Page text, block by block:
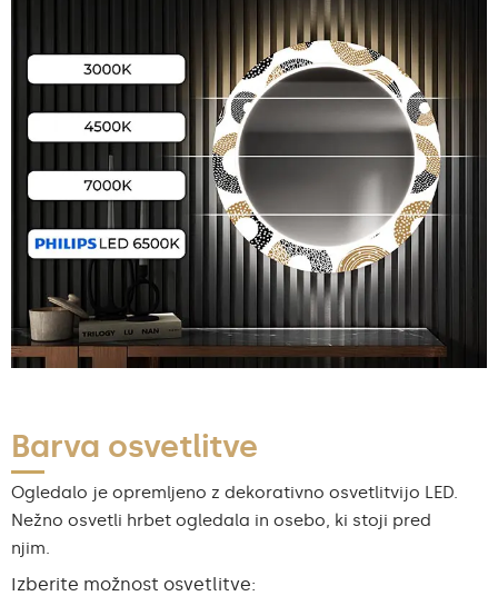
Barva osvetlitve
Ogledalo je opremljeno z dekorativno osvetlitvijo LED.
Nežno osvetli hrbet ogledala in osebo, ki stoji pred
njim.
Izberite možnost osvetlitve: